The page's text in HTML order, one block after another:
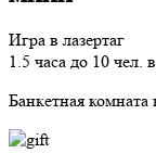
Игра в лазертаг
1.5 часа до 10 чел.
Банкетная